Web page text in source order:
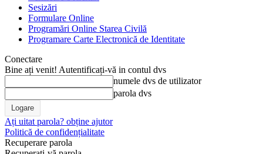
Sesizări
Formulare Online
Programări Online Starea Civilă
Programare Carte Electronică de Identitate
Conectare
Bine ați venit! Autentificați-vă in contul dvs
numele dvs de utilizator
parola dvs
Ați uitat parola? obține ajutor
Politică de confidențialitate
Recuperare parola